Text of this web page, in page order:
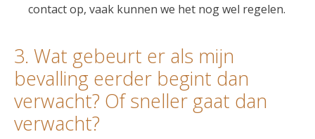
contact op, vaak kunnen we het nog wel regelen.
3. Wat gebeurt er als mijn
bevalling eerder begint dan
verwacht? Of sneller gaat dan
verwacht?